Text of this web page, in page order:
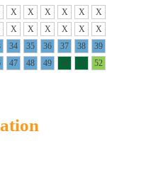
X X X X X
X
X X X X X
X
34 35 36 37 38
39
47 48 49 50 51
52